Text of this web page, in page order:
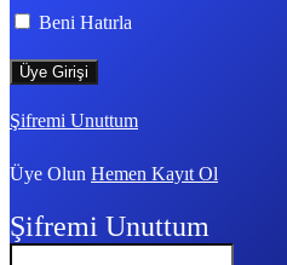
Beni Hatırla
Şifremi Unuttum
Üye Olun Hemen Kayıt Ol
Şifremi Unuttum